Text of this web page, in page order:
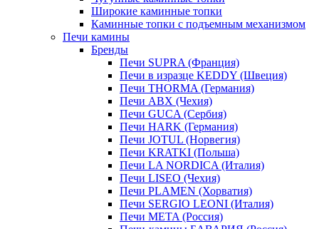
Широкие каминные топки
Каминные топки с подъемным механизмом
Печи камины
Бренды
Печи SUPRA (Франция)
Печи в изразце KEDDY (Швеция)
Печи THORMA (Германия)
Печи ABX (Чехия)
Печи GUCA (Сербия)
Печи HARK (Германия)
Печи JOTUL (Норвегия)
Печи KRATKI (Польша)
Печи LA NORDICA (Италия)
Печи LISEO (Чехия)
Печи PLAMEN (Хорватия)
Печи SERGIO LEONI (Италия)
Печи META (Россия)